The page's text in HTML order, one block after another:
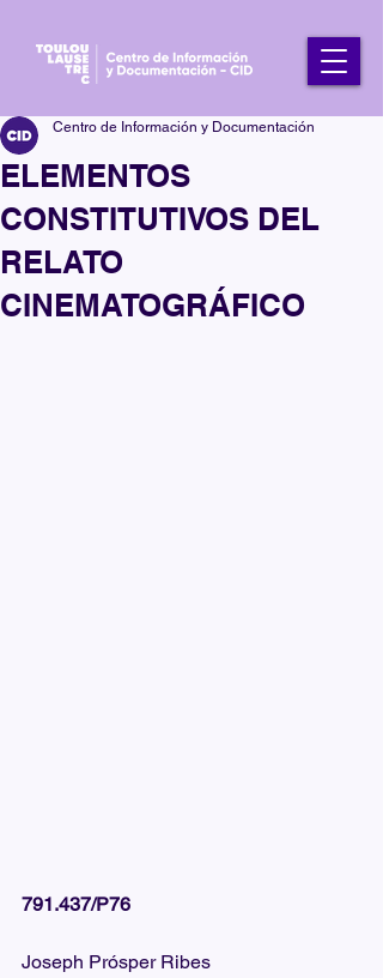
ELEMENTOS
CONSTITUTIVOS DEL
RELATO
CINEMATOGRÁFICO
Centro de Información y Documentación
791.437/P76
Joseph Prósper Ribes